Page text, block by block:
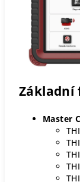
Základní
Master